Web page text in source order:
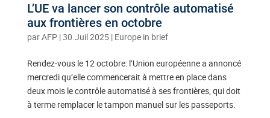
L’UE va lancer son contrôle automatisé
aux frontières en octobre
parAFP|30.Juil 2025| Europe in brief
Rendez-vous le 12 octobre: l’Union européenne a annoncé
mercredi qu’elle commencerait à mettre en place dans
deux mois le contrôle automatisé à ses frontières, qui doit
à terme remplacer le tampon manuel sur les passeports.